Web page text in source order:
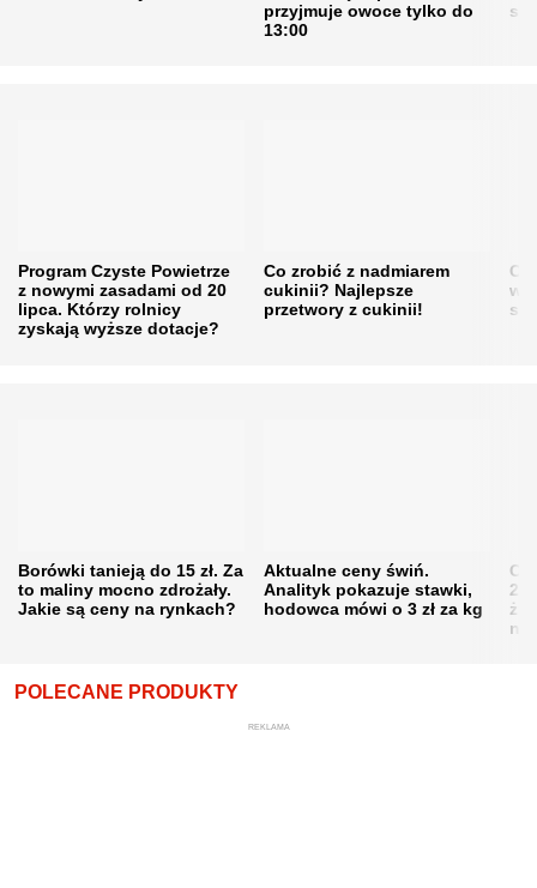
przyjmuje owoce tylko do
13:00
Program Czyste Powietrze
z nowymi zasadami od 20
lipca. Którzy rolnicy
zyskają wyższe dotacje?
Co zrobić z nadmiarem
cukinii? Najlepsze
przetwory z cukinii!
w
Borówki tanieją do 15 zł. Za
to maliny mocno zdrożały.
Jakie są ceny na rynkach?
Aktualne ceny świń.
Analityk pokazuje stawki,
hodowca mówi o 3 zł za kg
POLECANE PRODUKTY
REKLAMA